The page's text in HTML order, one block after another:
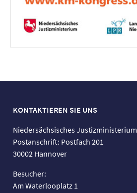
KONTAKTIEREN SIE UNS
Niedersächsisches Justizministerium
Postanschrift: Postfach 201
30002 Hannover
Besucher:
Am Waterlooplatz 1